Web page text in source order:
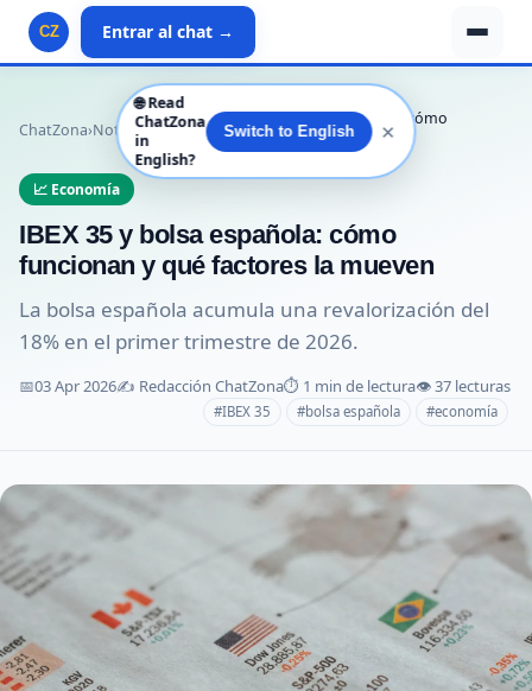
CZ Entrar al chat →
ChatZona›Noticias›Economía›
IBEX 35 y bolsa española: cómo
funcionan y qué fa…
📈 Economía
IBEX 35 y bolsa española: cómo
funcionan y qué factores la mueven
La bolsa española acumula una revalorización del
18% en el primer trimestre de 2026.
📅03 Apr 2026✍️ Redacción ChatZona⏱️ 1 min de lectura👁️ 37 lecturas
#IBEX 35 #bolsa española #economía
🌐 Read
ChatZona
in
English?
Switch to English ✕